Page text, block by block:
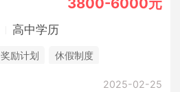
高中学历
奖励计划
休假制度
2025-02-25